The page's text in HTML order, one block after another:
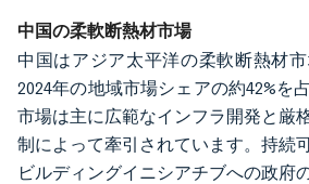
画像 © Mordor Intelligence。再利用にはCC BY
中国の柔軟断熱材市場
中国はアジア太平洋の柔軟断熱材市
2024年の地域市場シェアの約42%を
市場は主に広範なインフラ開発と厳
制によって牽引されています。持続
ビルディングイニシアチブへの政府